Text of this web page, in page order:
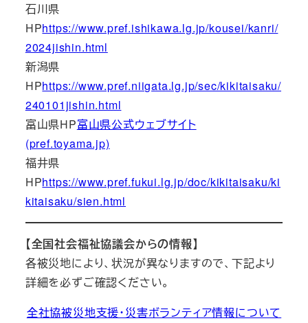
石川県
HPhttps://www.pref.ishikawa.lg.jp/kousei/kanri/
2024jishin.html
新潟県
HPhttps://www.pref.niigata.lg.jp/sec/kikitaisaku/
240101jishin.html
富山県HP富山県公式ウェブサイト
(pref.toyama.jp)
福井県
HPhttps://www.pref.fukui.lg.jp/doc/kikitaisaku/ki
kitaisaku/sien.html
【全国社会福祉協議会からの情報】
各被災地により、状況が異なりますので、下記より
詳細を必ずご確認ください。
全社協被災地支援・災害ボランティア情報について